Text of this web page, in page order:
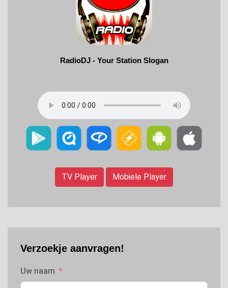
TV Player Mobiele Player
Verzoekje aanvragen!
Uw naam